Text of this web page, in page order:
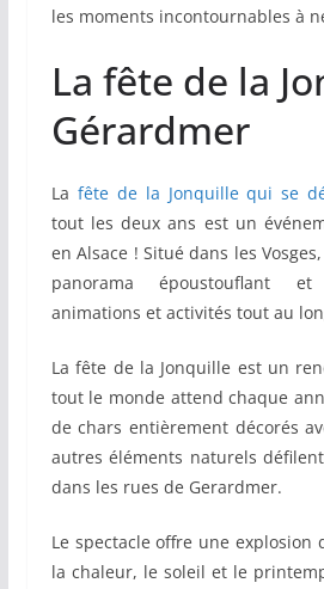
les moments incontournables à
La fête de la
Gérardmer
La fête de la Jonquille qui se
tout les deux ans est un
en Alsace ! Situé dans les
panorama époustouflant
animations et activités tout au
La fête de la Jonquille est un
tout le monde attend chaque
de chars entièrement décorés
autres éléments naturels
dans les rues de Gerardmer.
Le spectacle offre une
la chaleur, le soleil et le